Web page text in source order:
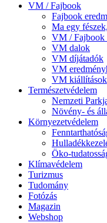
VM / Fajbook
Fajbook
Ma egy
VM / Fajbook
VM dalok
VM díjátadók
VM
VM kiállítások
Természetvédelem
Nemzeti
Növény- és
Környezetvédelem
Öko-
Klímavédelem
Turizmus
Tudomány
Fotózás
Magazin
Webshop